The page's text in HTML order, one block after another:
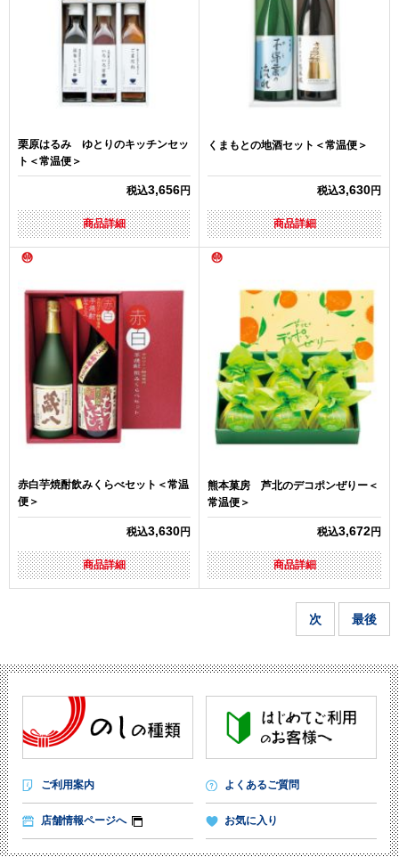
栗原はるみ ゆとりのキッチンセッ
ト＜常温便＞
税込3,656円
商品詳細
くまもとの地酒セット＜常温便＞
税込3,630円
商品詳細
赤白芋焼酎飲みくらべセット＜常温
便＞
税込3,630円
商品詳細
熊本菓房 芦北のデコポンぜりー＜
常温便＞
税込3,672円
商品詳細
次 最後
ご利用案内 よくあるご質問
店舗情報ページへ お気に入り